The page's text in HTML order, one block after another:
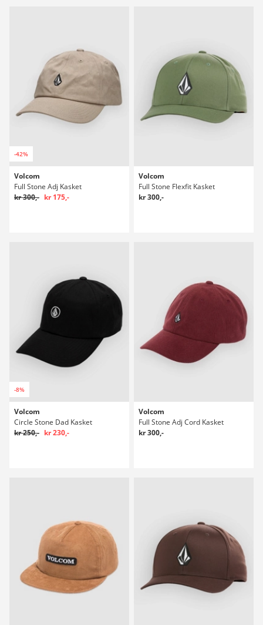
-42%
Volcom
Full Stone Adj Kasket
kr 300,- kr 175,-
Volcom
Full Stone Flexfit Kasket
kr 300,-
-8%
Volcom
Circle Stone Dad Kasket
kr 250,- kr 230,-
Volcom
Full Stone Adj Cord Kasket
kr 300,-